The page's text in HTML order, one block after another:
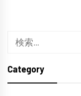
Category